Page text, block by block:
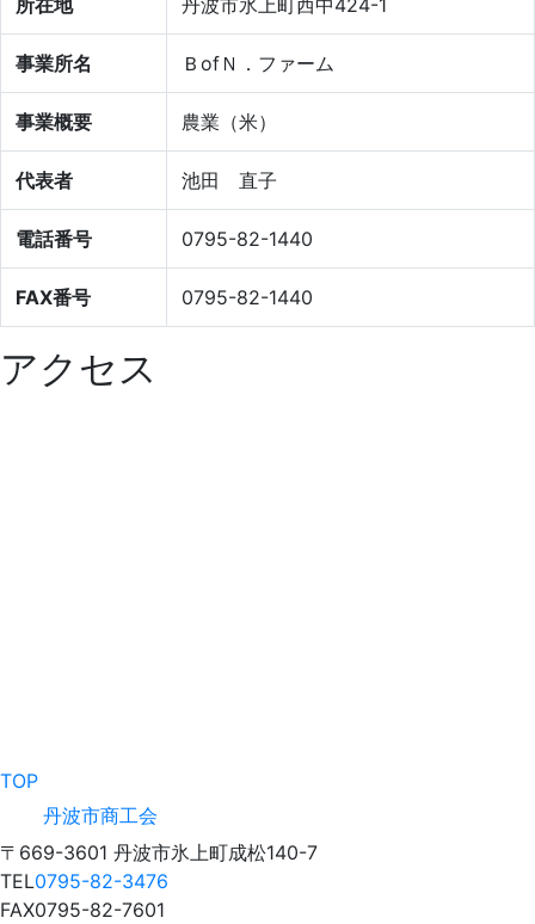
所在地 丹波市氷上町西中424-1
事業所名 ＢofＮ．ファーム
事業概要 農業（米）
代表者 池田 直子
電話番号 0795-82-1440
FAX番号 0795-82-1440
アクセス
TOP
丹波市商工会
〒669-3601 丹波市氷上町成松140-7
TEL0795-82-3476
FAX0795-82-7601